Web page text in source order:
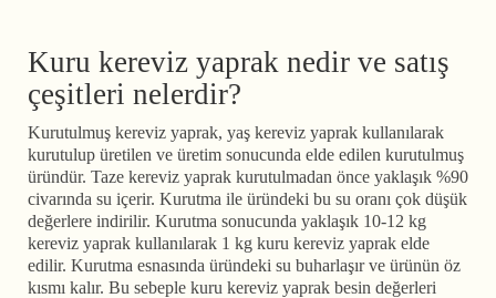
Kuru kereviz yaprak nedir ve satış
çeşitleri nelerdir?
Kurutulmuş kereviz yaprak, yaş kereviz yaprak kullanılarak
kurutulup üretilen ve üretim sonucunda elde edilen kurutulmuş
üründür. Taze kereviz yaprak kurutulmadan önce yaklaşık %90
civarında su içerir. Kurutma ile üründeki bu su oranı çok düşük
değerlere indirilir. Kurutma sonucunda yaklaşık 10-12 kg
kereviz yaprak kullanılarak 1 kg kuru kereviz yaprak elde
edilir. Kurutma esnasında üründeki su buharlaşır ve ürünün öz
kısmı kalır. Bu sebeple kuru kereviz yaprak besin değerleri